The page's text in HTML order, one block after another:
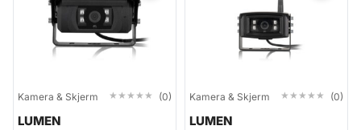
Kamera & Skjerm ★★★★★
★★★★★ (0)
LUMEN
Kamera & Skjerm ★★★★★
★★★★★ (0)
LUMEN